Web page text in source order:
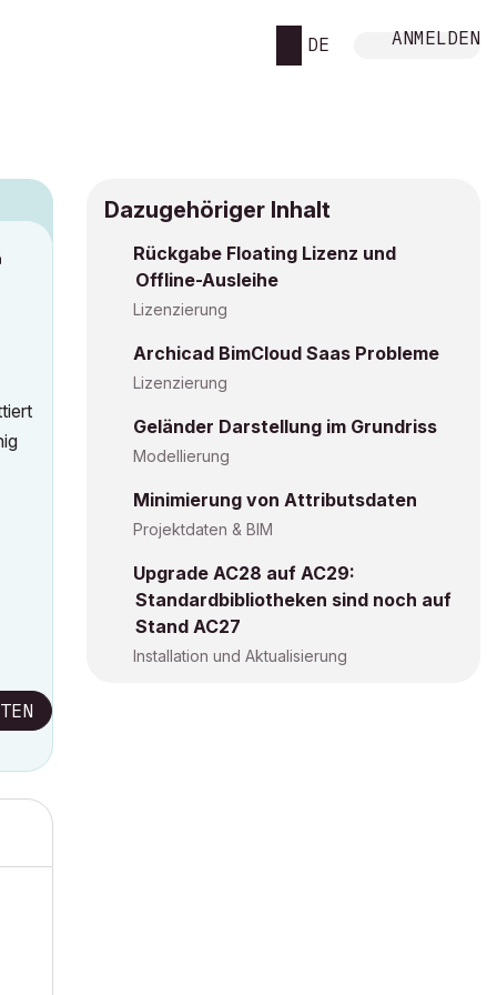
DE ANMELDEN
Dazugehöriger Inhalt
Rückgabe Floating Lizenz und
Offline-Ausleihe
Lizenzierung
Archicad BimCloud Saas Probleme
Lizenzierung
Geländer Darstellung im Grundriss
Modellierung
Minimierung von Attributsdaten
Projektdaten & BIM
Upgrade AC28 auf AC29:
Standardbibliotheken sind noch auf
Stand AC27
Installation und Aktualisierung